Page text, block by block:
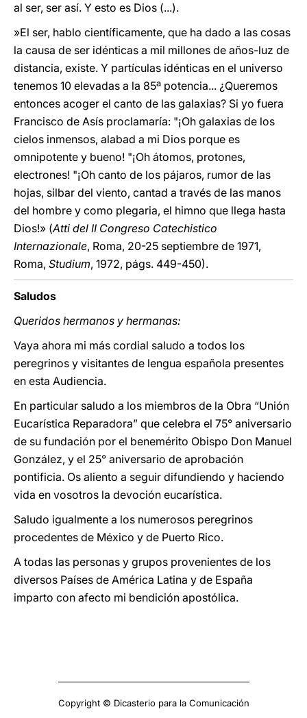
al ser, ser así. Y esto es Dios (...).
»El ser, hablo científicamente, que ha dado a las cosas
la causa de ser idénticas a mil millones de años-luz de
distancia, existe. Y partículas idénticas en el universo
tenemos 10 elevadas a la 85ª potencia... ¿Queremos
entonces acoger el canto de las galaxias? Si yo fuera
Francisco de Asís proclamaría: "¡Oh galaxias de los
cielos inmensos, alabad a mi Dios porque es
omnipotente y bueno! "¡Oh átomos, protones,
electrones! "¡Oh canto de los pájaros, rumor de las
hojas, silbar del viento, cantad a través de las manos
del hombre y como plegaria, el himno que llega hasta
Dios!» (Atti del II Congreso Catechistico
Internazionale, Roma, 20-25 septiembre de 1971,
Roma, Studium, 1972, págs. 449-450).
Saludos
Queridos hermanos y hermanas:
Vaya ahora mi más cordial saludo a todos los
peregrinos y visitantes de lengua española presentes
en esta Audiencia.
En particular saludo a los miembros de la Obra “Unión
Eucarística Reparadora” que celebra el 75° aniversario
de su fundación por el benemérito Obispo Don Manuel
González, y el 25° aniversario de aprobación
pontificia. Os aliento a seguir difundiendo y haciendo
vida en vosotros la devoción eucarística.
Saludo igualmente a los numerosos peregrinos
procedentes de México y de Puerto Rico.
A todas las personas y grupos provenientes de los
diversos Países de América Latina y de España
imparto con afecto mi bendición apostólica.
Copyright © Dicasterio para la Comunicación